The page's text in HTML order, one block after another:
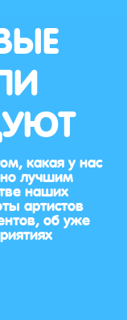
какая у нас
лучшим
наших
артистов
об уже